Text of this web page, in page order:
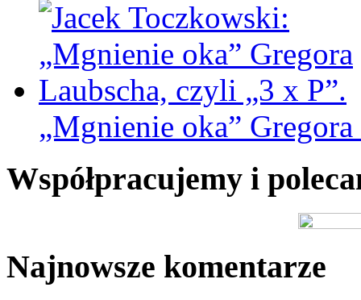
„Mgnienie oka”
Współpracujemy i
Najnowsze komentarze